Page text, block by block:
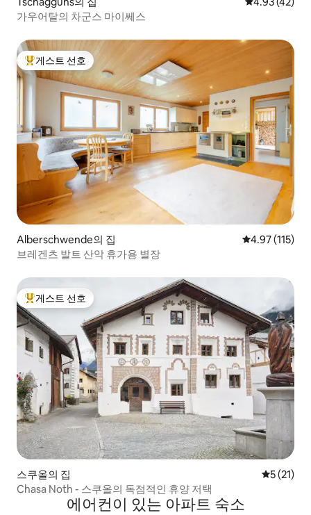
가우어탈의 차군스 마이쎄스
상위 게스트 선호
게스트 선호
Alberschwende의 집 평점 4.97점(5
4.97 (115)
브레겐츠 발트 산악 휴가용 별장
상위 게스트 선호
게스트 선호
스쿠올의 집 평점 5점
5 (21)
Chasa Noth - 스쿠올의 독점적인 휴양 저택
에어컨이 있는 아파트 숙소